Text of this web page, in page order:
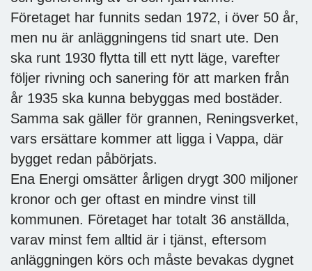
Företaget har funnits sedan 1972, i över 50 år,
men nu är anläggningens tid snart ute. Den
ska runt 1930 flytta till ett nytt läge, varefter
följer rivning och sanering för att marken från
år 1935 ska kunna bebyggas med bostäder.
Samma sak gäller för grannen, Reningsverket,
vars ersättare kommer att ligga i Vappa, där
bygget redan påbörjats.
Ena Energi omsätter årligen drygt 300 miljoner
kronor och ger oftast en mindre vinst till
kommunen. Företaget har totalt 36 anställda,
varav minst fem alltid är i tjänst, eftersom
anläggningen körs och måste bevakas dygnet